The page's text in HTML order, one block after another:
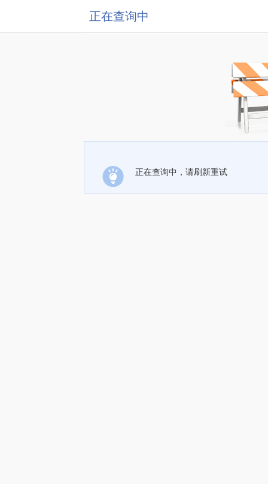
正在查询中
正在查询中，请刷新重试